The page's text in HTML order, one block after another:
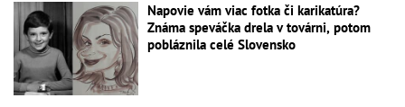
Napovie vám viac fotka či karikatúra?
Známa speváčka drela v továrni, potom
pobláznila celé Slovensko